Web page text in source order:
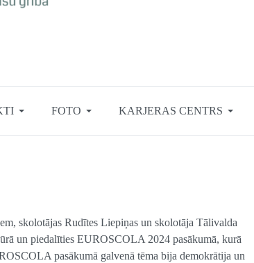
FOTO KARJERAS CENTRS
skolotājas Rudītes Liepiņas un skolotāja Tālivalda
un piedalīties EUROSCOLA 2024 pasākumā, kurā
pasākumā galvenā tēma bija demokrātija un